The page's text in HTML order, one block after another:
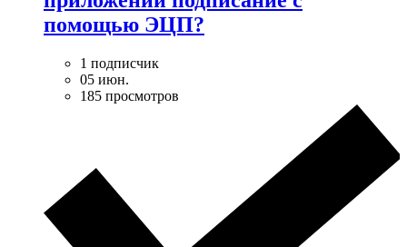
помощью ЭЦП?
1 подписчик
05 июн.
185 просмотров